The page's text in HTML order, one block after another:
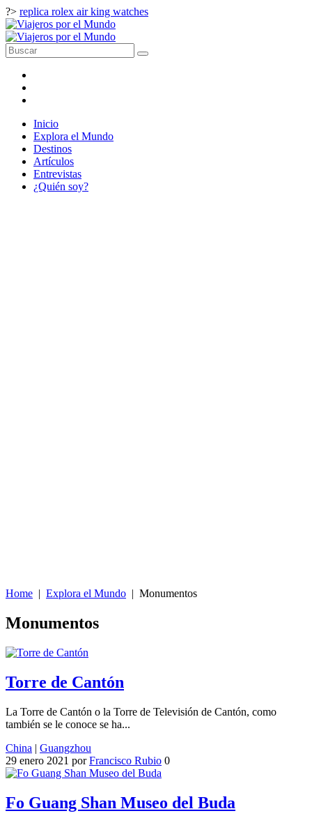
?> replica rolex air king watches
Inicio
Explora el Mundo
Destinos
Artículos
Entrevistas
¿Quién soy?
Home | Explora el Mundo | Monumentos
Monumentos
Torre de Cantón
La Torre de Cantón o la Torre de Televisión de Cantón, como
también se le conoce se ha...
China | Guangzhou
29 enero 2021 porFrancisco Rubio 0
Fo Guang Shan Museo del Buda